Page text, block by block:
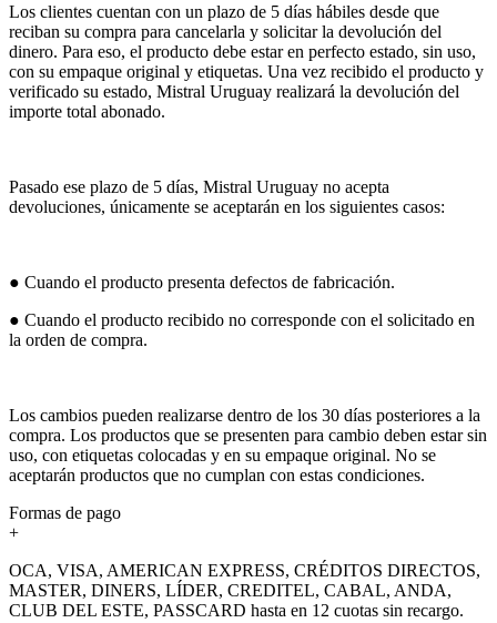
Los clientes cuentan con un plazo de 5 días hábiles desde que
reciban su compra para cancelarla y solicitar la devolución del
dinero. Para eso, el producto debe estar en perfecto estado, sin uso,
con su empaque original y etiquetas. Una vez recibido el producto y
verificado su estado, Mistral Uruguay realizará la devolución del
importe total abonado.
Pasado ese plazo de 5 días, Mistral Uruguay no acepta
devoluciones, únicamente se aceptarán en los siguientes casos:
● Cuando el producto presenta defectos de fabricación.
● Cuando el producto recibido no corresponde con el solicitado en
la orden de compra.
Los cambios pueden realizarse dentro de los 30 días posteriores a la
compra. Los productos que se presenten para cambio deben estar sin
uso, con etiquetas colocadas y en su empaque original. No se
aceptarán productos que no cumplan con estas condiciones.
Formas de pago
+
OCA, VISA, AMERICAN EXPRESS, CRÉDITOS DIRECTOS,
MASTER, DINERS, LÍDER, CREDITEL, CABAL, ANDA,
CLUB DEL ESTE, PASSCARD hasta en 12 cuotas sin recargo.